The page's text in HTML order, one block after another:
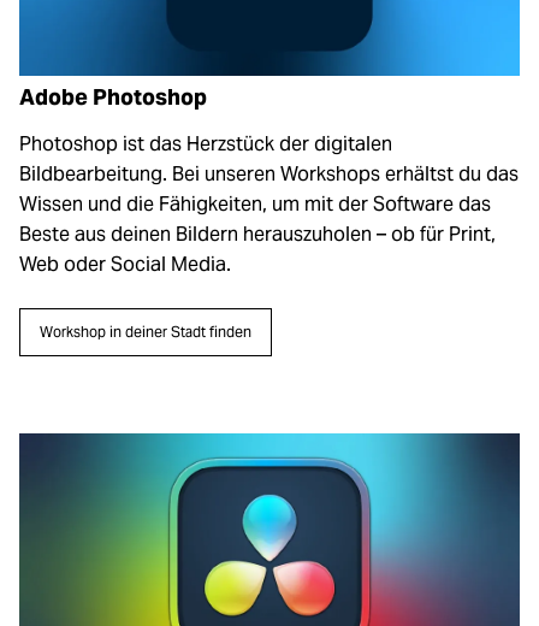
Licht & Studio
Bildbearbeitung
Ferngläser
Second Hand
SALE
Adobe Photoshop
Photoshop ist das Herzstück der digitalen
Bildbearbeitung. Bei unseren Workshops erhältst du das
Wissen und die Fähigkeiten, um mit der Software das
Beste aus deinen Bildern herauszuholen – ob für Print,
Web oder Social Media.
Workshop in deiner Stadt finden